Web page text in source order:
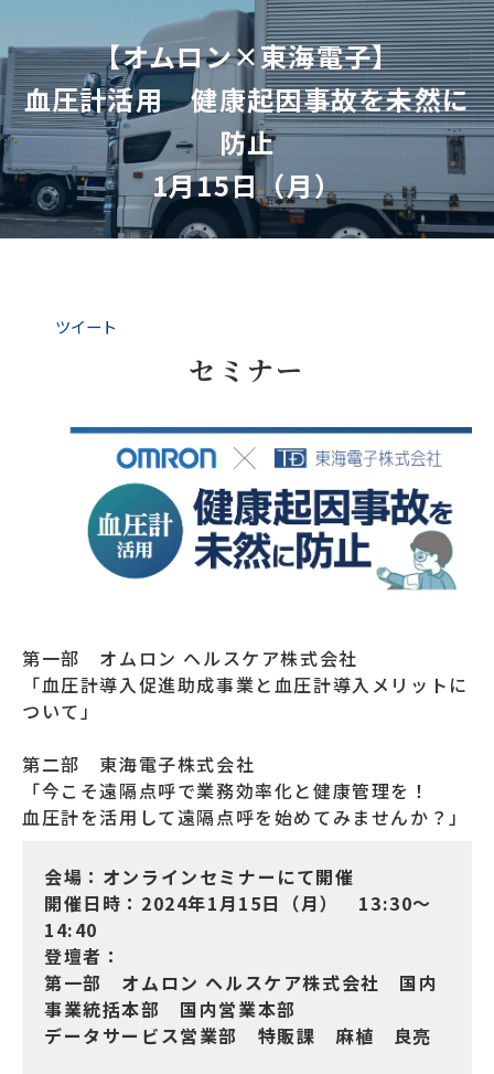
【オムロン×東海電子】
血圧計活用　健康起因事故を未然に
防止
1月15日（月）
ツイート
セミナー
第一部 オムロン ヘルスケア株式会社
「血圧計導入促進助成事業と血圧計導入メリットに
ついて」
第二部 東海電子株式会社
「今こそ遠隔点呼で業務効率化と健康管理を！
血圧計を活用して遠隔点呼を始めてみませんか？」
会場：オンラインセミナーにて開催
開催日時：2024年1月15日（月） 13:30～
14:40
登壇者：
第一部 オムロン ヘルスケア株式会社 国内
事業統括本部 国内営業本部
データサービス営業部 特販課 麻植 良亮